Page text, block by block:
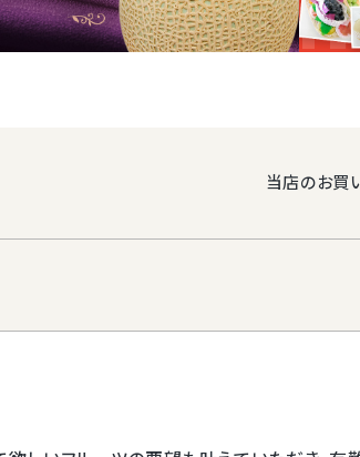
「ページ
を作れたら
ご予算や
を厳選して、
当店のお買